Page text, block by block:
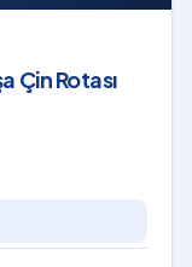
Çin Rotası